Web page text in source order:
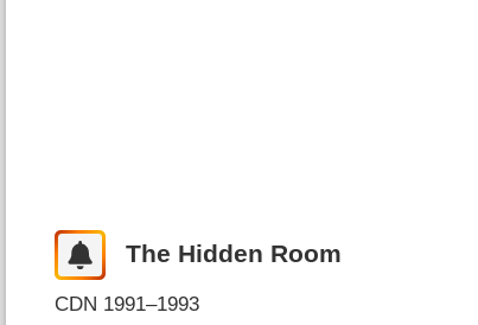
The Hidden Room
CDN 1991–1993